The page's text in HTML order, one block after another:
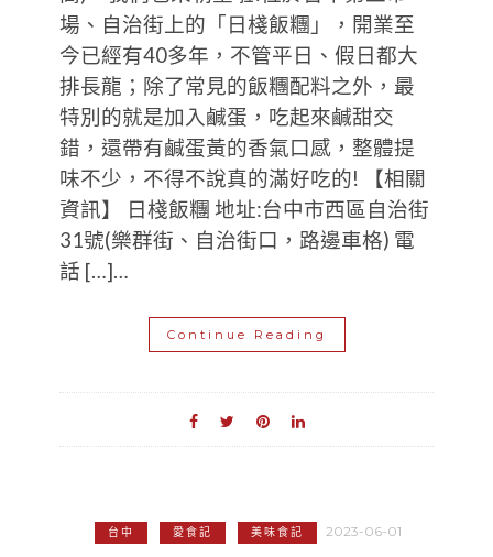
場、自治街上的「日棧飯糰」，開業至
今已經有40多年，不管平日、假日都大
排長龍；除了常見的飯糰配料之外，最
特別的就是加入鹹蛋，吃起來鹹甜交
錯，還帶有鹹蛋黃的香氣口感，整體提
味不少，不得不說真的滿好吃的! 【相關
資訊】 日棧飯糰 地址:台中市西區自治街
31號(樂群街、自治街口，路邊車格) 電
話 […]…
Continue Reading
台中 愛食記 美味食記 2023-06-01